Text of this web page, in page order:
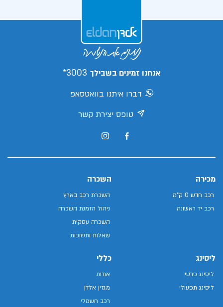
אנחנו זמינים בשבילך 3003*
דברו איתנו בוואטסאפ
טופס יצירת קשר
מכירה
רכב חדש 0 ק"מ
רכב יד ראשונה
השכרה
השכרת רכב בארץ
ניהול הזמנת השכרה
השכרה עסקית
שאלות ותשובות
ליסינג
ליסינג פרטי
ליסינג תפעולי
כללי
אודות
מגזין אלדן
רכב חשמלי